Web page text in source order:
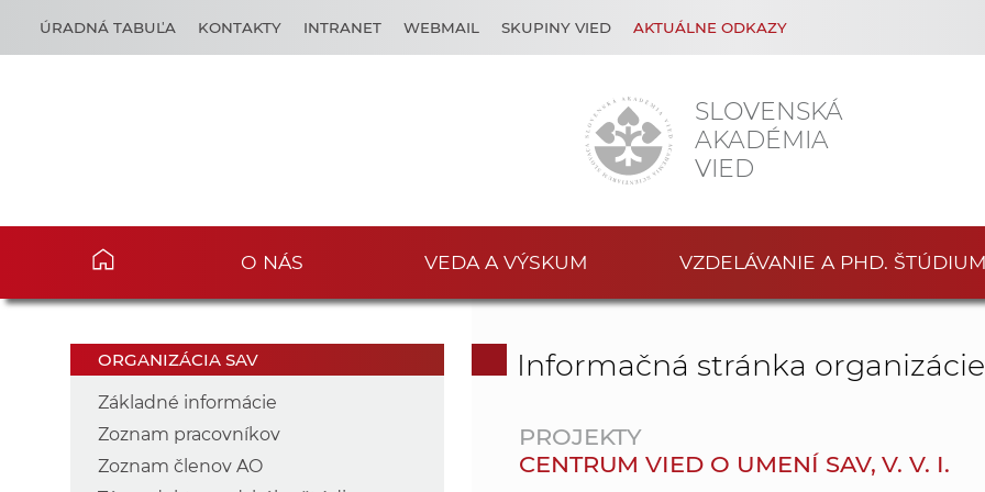
SLOVENSKÁ
AKADÉMIA
VIED
ÚRADNÁ TABUĽA KONTAKTY INTRANET WEBMAIL SKUPINY VIED AKTUÁLNE ODKAZY
O NÁS VEDA A VÝSKUM VZDELÁVANIE A PHD. ŠTÚDIUM
ORGANIZÁCIA SAV
Základné informácie
Zoznam pracovníkov
Zoznam členov AO
Informačná stránka organizácie
PROJEKTY
CENTRUM VIED O UMENÍ SAV, V. V. I.